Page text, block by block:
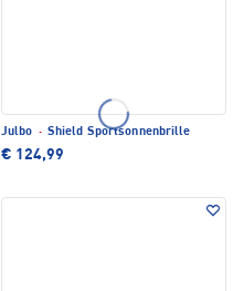
Julbo · Shield Sportsonnenbrille
€ 124,99